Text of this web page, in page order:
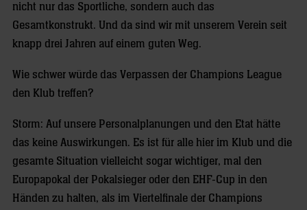
nicht nur das Sportliche, sondern auch das
Gesamtkonstrukt. Und da sind wir mit unserem Verein seit
knapp drei Jahren auf einem guten Weg.
Wie schwer würde das Verpassen der Champions League
den Klub treffen?
Storm: Auf unsere Personalplanungen und den Etat hätte
das keine Auswirkungen. Es ist für alle hier im Klub und die
gesamte Situation vielleicht sogar wichtiger, mal den
Europapokal der Pokalsieger oder den EHF-Cup in den
Händen zu halten, als im Viertelfinale der Champions